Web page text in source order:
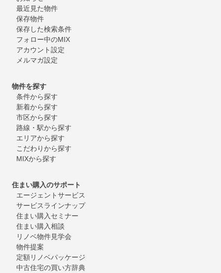
最近見た物件
保存物件
保存した検索条件
フォロー中のMIX
アカウント設定
メルマガ設定
物件を探す
条件から探す
新着から探す
市区から探す
路線・駅から探す
エリアから探す
こだわりから探す
MIXから探す
住まい購入のサポート
エージェントサービス
サービスラインナップ
住まい購入セミナー
住まい購入相談
リノベ物件見学会
物件提案
定額リノベパッケージ
中古住宅の買い方辞典